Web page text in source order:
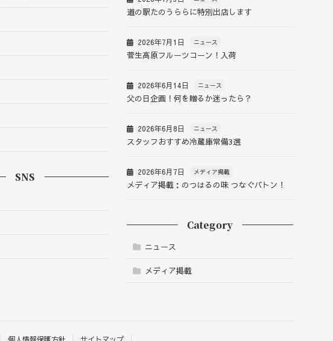
SNS
道の駅たのうららに特別出店します
2026年7月1日 ニュース
菅生高原フルーツコーン！入荷
2026年6月14日 ニュース
父の日企画！何を贈るか迷ったら？
2026年6月8日 ニュース
スタッフおすすめ冷蔵庫常備3選
2026年6月7日 メディア掲載
メディア掲載：のつはるの味 つなぐバトン！
Category
ニュース
メディア掲載